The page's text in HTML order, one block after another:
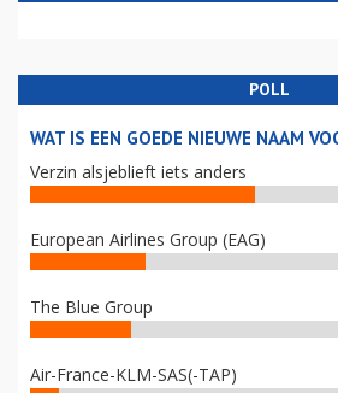
POLL
WAT IS EEN GOEDE NIEUWE NAAM
Verzin alsjeblieft iets anders
European Airlines Group (EAG)
The Blue Group
Air-France-KLM-SAS(-TAP)